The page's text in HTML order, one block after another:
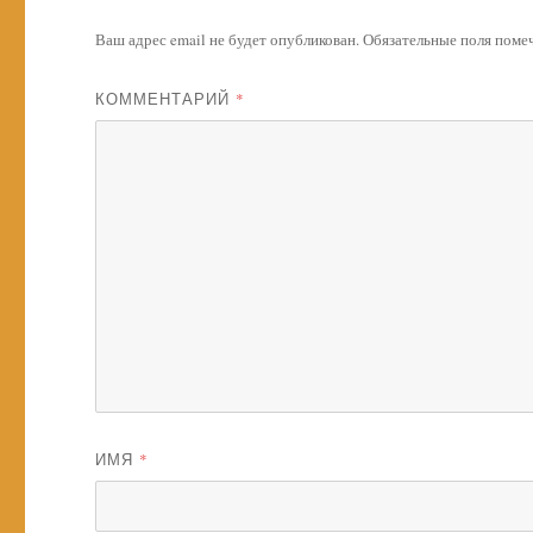
Ваш адрес email не будет опубликован.Обязательные поля
КОММЕНТАРИЙ *
ИМЯ *